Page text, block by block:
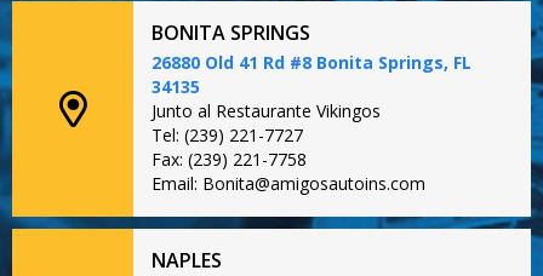
BONITA SPRINGS
26880 Old 41 Rd #8 Bonita Springs, FL
34135
Junto al Restaurante Vikingos
Tel: (239) 221-7727
Fax: (239) 221-7758
Email: Bonita@amigosautoins.com
NAPLES